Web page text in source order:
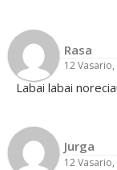
Rasa
12
Labai labai
Jurga
12